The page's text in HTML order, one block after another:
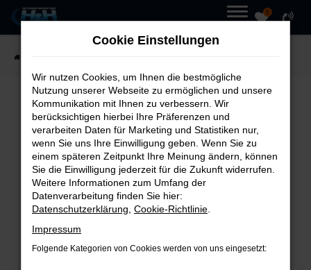
Zum
0
UNSERFAHRZEUGMARKT
Fehler: Network Error
Beim Laden ist ein Fehler
aufgetreten.
Cookie Einstellungen
Wir nutzen Cookies, um Ihnen die bestmögliche
Nutzung unserer Webseite zu ermöglichen und unsere
Kommunikation mit Ihnen zu verbessern. Wir
berücksichtigen hierbei Ihre Präferenzen und
verarbeiten Daten für Marketing und Statistiken nur,
wenn Sie uns Ihre Einwilligung geben. Wenn Sie zu
einem späteren Zeitpunkt Ihre Meinung ändern, können
Sie die Einwilligung jederzeit für die Zukunft widerrufen.
Weitere Informationen zum Umfang der
Datenverarbeitung finden Sie hier:
Datenschutzerklärung Cookie-Richtlinie
Impressum
Folgende Kategorien von Cookies werden von uns eingesetzt: